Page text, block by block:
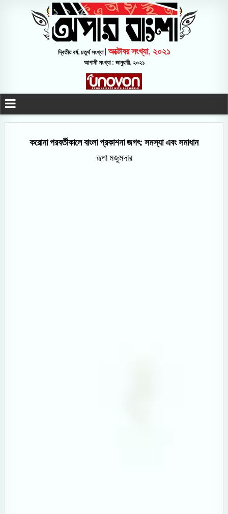
দ্বিতীয় বর্ষ, চতুর্থ সংখ্যা | অক্টোবর সংখ্যা, ২০২১
আগামী সংখ্যা : জানুয়ারী, ২০২১
করোনা পরবর্তীকালে বাংলা প্রকাশনা জগৎ: সমস্যা এবং সমাধান
রূপা মজুমদার